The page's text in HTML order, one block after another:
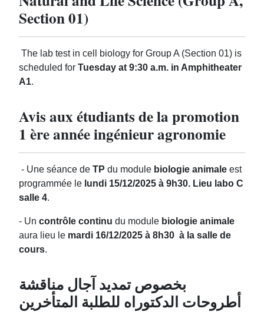
Section 01)
The lab test in cell biology for Group A (Section 01) is
scheduled for Tuesday at 9:30 a.m. in Amphitheater
A1.
Avis aux étudiants de la promotion
1 ère année ingénieur agronomie
- Une séance de TP du module biologie animale est
programmée le lundi 15/12/2025 à 9h30. Lieu labo C
salle 4.
- Un contrôle continu du module biologie animale
aura lieu le mardi 16/12/2025 à 8h30 à la salle de
cours.
بخصوص تمديد آجال مناقشة